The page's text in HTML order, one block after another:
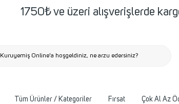
1750₺ ve üzeri alışverişlerde
Kuruyemiş Online'a hoşgeldiniz, ne arzu edersiniz?
Tüm Ürünler / Kategoriler Fırsat Çok Al Az